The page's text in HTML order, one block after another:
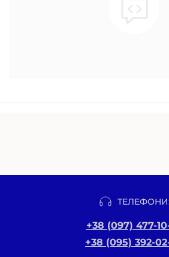
+38 (097) 477-
+38 (095) 392-